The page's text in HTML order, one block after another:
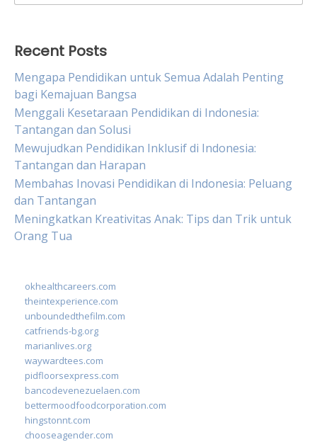
for:
Recent Posts
Mengapa Pendidikan untuk Semua Adalah Penting
bagi Kemajuan Bangsa
Menggali Kesetaraan Pendidikan di Indonesia:
Tantangan dan Solusi
Mewujudkan Pendidikan Inklusif di Indonesia:
Tantangan dan Harapan
Membahas Inovasi Pendidikan di Indonesia: Peluang
dan Tantangan
Meningkatkan Kreativitas Anak: Tips dan Trik untuk
Orang Tua
okhealthcareers.com
theintexperience.com
unboundedthefilm.com
catfriends-bg.org
marianlives.org
waywardtees.com
pidfloorsexpress.com
bancodevenezuelaen.com
bettermoodfoodcorporation.com
hingstonnt.com
chooseagender.com